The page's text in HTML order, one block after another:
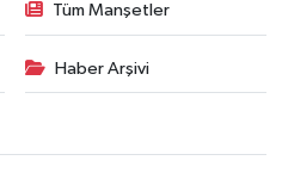
Tüm Manşetler
Haber Arşivi